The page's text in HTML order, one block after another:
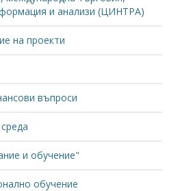
и анализи (ЦИНТРА)
на проекти
въпроси
и обучение"
обучение